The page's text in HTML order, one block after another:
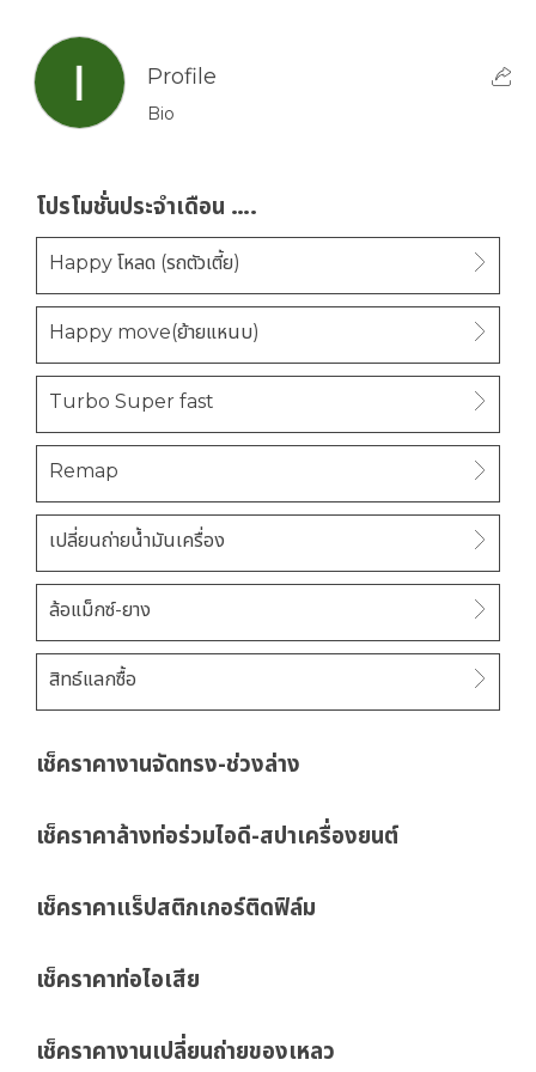
Profile
Bio
โปรโมชั่นประจำเดือน ….
Happy โหลด (รถตัวเตี้ย)
Happy move(ย้ายแหนบ)
Turbo Super fast
Remap
เปลี่ยนถ่ายน้ำมันเครื่อง
ล้อแม็กซ์-ยาง
สิทธ์แลกซื้อ
เช็คราคางานจัดทรง-ช่วงล่าง
เช็คราคาล้างท่อร่วมไอดี-สปาเครื่องยนต์
เช็คราคาแร็ปสติกเกอร์ติดฟิล์ม
เช็คราคาท่อไอเสีย
เช็คราคางานเปลี่ยนถ่ายของเหลว